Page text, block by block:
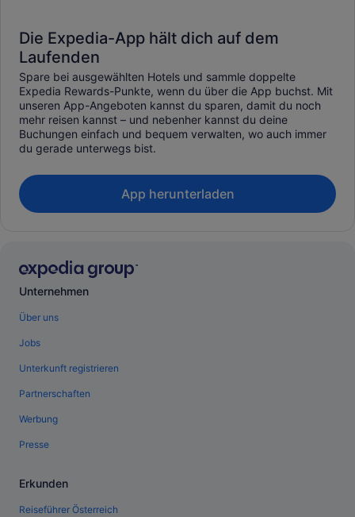
Die Expedia-App hält dich auf dem
Laufenden
Spare bei ausgewählten Hotels und sammle doppelte
Expedia Rewards-Punkte, wenn du über die App buchst. Mit
unseren App-Angeboten kannst du sparen, damit du noch
mehr reisen kannst – und nebenher kannst du deine
Buchungen einfach und bequem verwalten, wo auch immer
du gerade unterwegs bist.
App herunterladen
Unternehmen
Über uns
Jobs
Unterkunft registrieren
Partnerschaften
Werbung
Presse
Erkunden
Reiseführer Österreich